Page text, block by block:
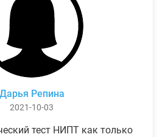
Дарья Репина
2021-10-03
тест НИПТ как только